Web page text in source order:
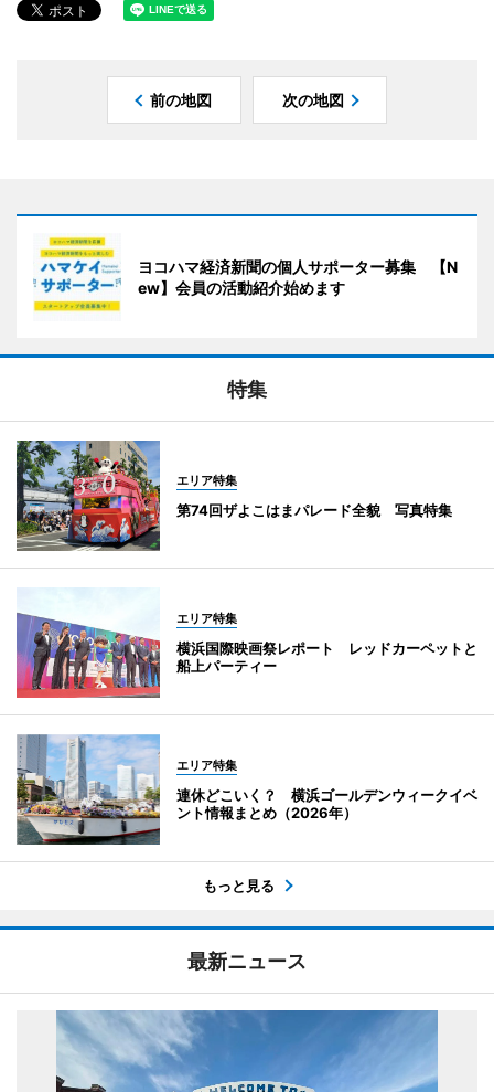
前の地図 次の地図
ヨコハマ経済新聞の個人サポーター募集 【N
ew】会員の活動紹介始めます
特集
エリア特集
第74回ザよこはまパレード全貌 写真特集
エリア特集
横浜国際映画祭レポート レッドカーペットと
船上パーティー
エリア特集
連休どこいく？ 横浜ゴールデンウィークイベ
ント情報まとめ（2026年）
もっと見る
最新ニュース